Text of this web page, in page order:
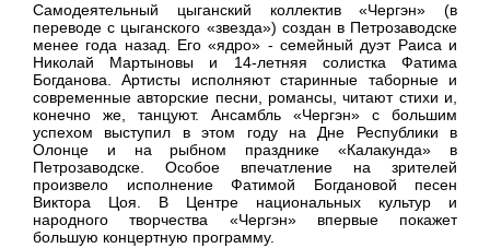
Самодеятельный цыганский коллектив «Чергэн» (в
переводе с цыганского «звезда») создан в Петрозаводске
менее года назад. Его «ядро» - семейный дуэт Раиса и
Николай Мартыновы и 14-летняя солистка Фатима
Богданова. Артисты исполняют старинные таборные и
современные авторские песни, романсы, читают стихи и,
конечно же, танцуют. Ансамбль «Чергэн» с большим
успехом выступил в этом году на Дне Республики в
Олонце и на рыбном празднике «Калакунда» в
Петрозаводске. Особое впечатление на зрителей
произвело исполнение Фатимой Богдановой песен
Виктора Цоя. В Центре национальных культур и
народного творчества «Чергэн» впервые покажет
большую концертную программу.